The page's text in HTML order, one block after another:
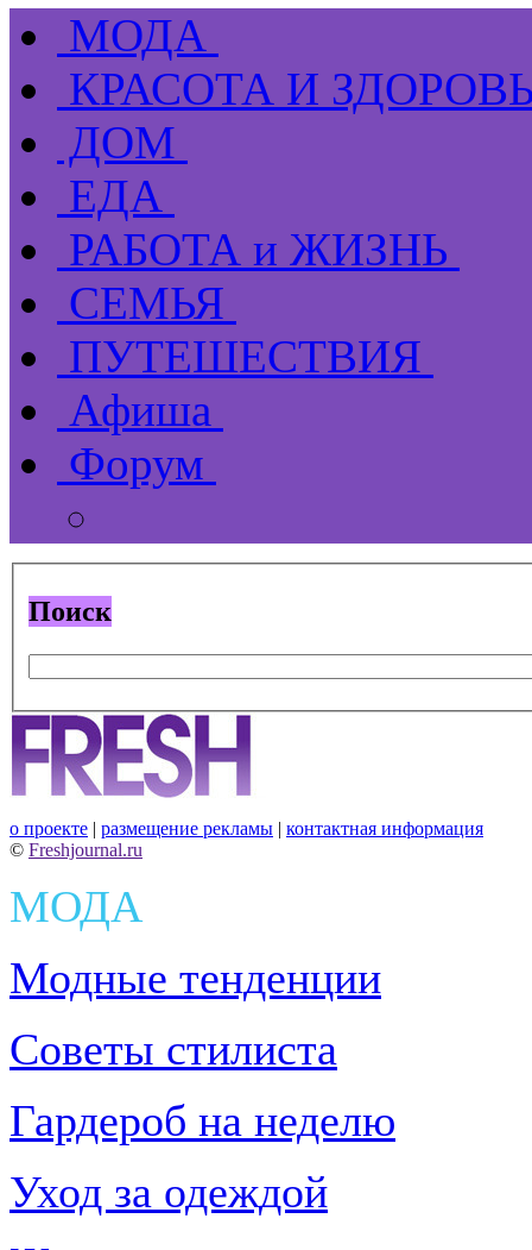
МОДА
КРАСОТА И
ДОМ
ЕДА
РАБОТА и ЖИЗНЬ
СЕМЬЯ
ПУТЕШЕСТВИЯ
Афиша
Форум
Поиск
о проекте | размещение рекламы | контактная информация
© Freshjournal.ru
МОДА
Модные тенденции
Советы стилиста
Гардероб на неделю
Уход за одеждой